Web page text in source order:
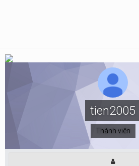
tien2005
Thành viên